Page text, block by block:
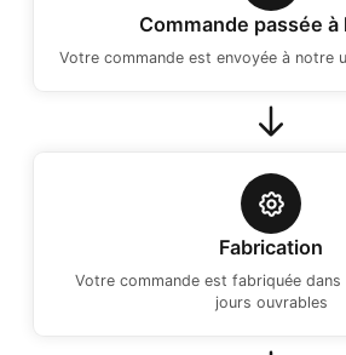
Commande passée à
Votre commande est envoyée à notre
Fabrication
Votre commande est fabriquée dans
jours ouvrables